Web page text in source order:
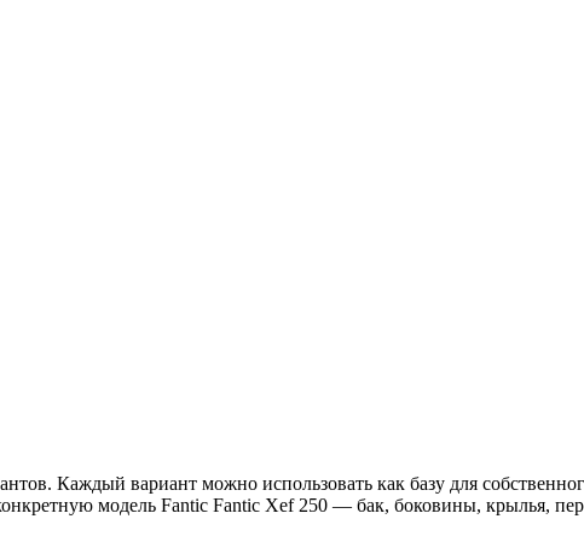
Каждый вариант можно использовать как базу для
модель Fantic Fantic Xef 250 — бак, боковины, крылья,